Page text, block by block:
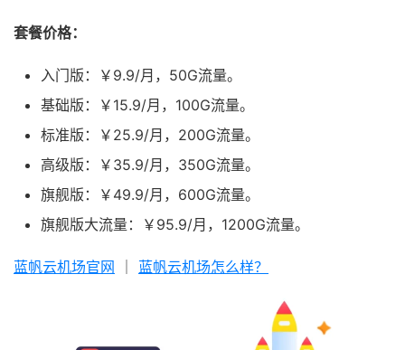
套餐价格：
入门版：￥9.9/月，50G流量。
基础版：￥15.9/月，100G流量。
标准版：￥25.9/月，200G流量。
高级版：￥35.9/月，350G流量。
旗舰版：￥49.9/月，600G流量。
旗舰版大流量：￥95.9/月，1200G流量。
蓝帆云机场官网 蓝帆云机场怎么样？